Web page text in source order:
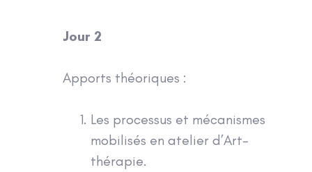
Jour 2
Apports théoriques :
Les processus et mécanismes
mobilisés en atelier d’Art-
thérapie.